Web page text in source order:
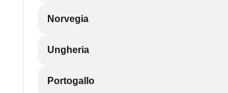
Norvegia
Ungheria
Portogallo